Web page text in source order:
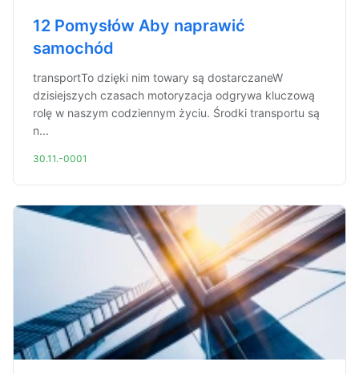
12 Pomysłów Aby naprawić
samochód
transportTo dzięki nim towary są dostarczaneW
dzisiejszych czasach motoryzacja odgrywa kluczową
rolę w naszym codziennym życiu. Środki transportu są
n...
30.11.-0001